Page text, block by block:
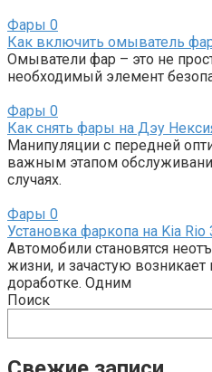
Фары 0
Как включить омыватель
Омыватели фар – это не
необходимый элемент
Фары 0
Как снять фары на Дэу
Манипуляции с передней
важным этапом
случаях.
Фары 0
Установка фаркопа на Kia
Автомобили становятся
жизни, и зачастую
доработке. Одним
Поиск